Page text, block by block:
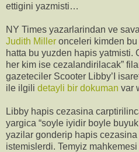
ettigini yazmisti…
NY Times yazarlarindan ve
Judith Miller onceleri kimden
hatta bu yuzden hapis yatmisti.
her kim ise cezalandirilacak”
gazeteciler Scooter Libby’I
ile ilgili detayli bir dokuman var
Libby hapis cezasina
yargica “soyle iyidir boyle
yazilar gonderip hapis
istemislerdi. Temyiz